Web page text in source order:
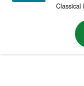
Classical